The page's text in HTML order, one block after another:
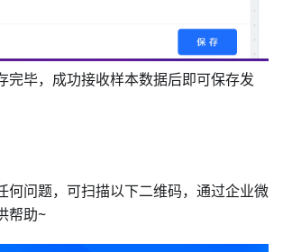
完毕，成功接收样本数据后即可保存发
何问题，可扫描以下二维码，通过企业微
帮助~